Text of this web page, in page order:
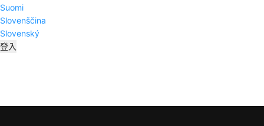
Suomi
Slovenščina
Slovenský
登入